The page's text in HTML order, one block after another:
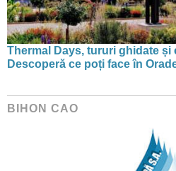
Thermal Days, tururi ghidate și
Descoperă ce poți face în
BIHON CAO